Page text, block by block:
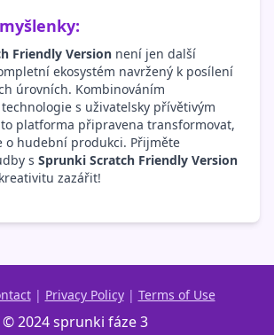
Friendly Version není jen další
ekosystém navržený k posílení
úrovních. Kombinováním
s uživatelsky přívětivým
platforma připravena transformovat,
o hudební produkci. Přijměte
s Sprunki Scratch Friendly Version
zazářit!
| Privacy Policy| Terms of Use
© 2024 sprunki fáze 3